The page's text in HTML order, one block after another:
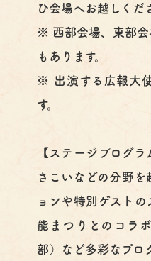
ひ会場へお越しくだ
※ 西部会場、東部会
もあります。
※ 出演する広報大
す。
【ステージプログ
さこいなどの分野
ョンや特別ゲスト
能まつりとのコラ
部）など多彩なプロ